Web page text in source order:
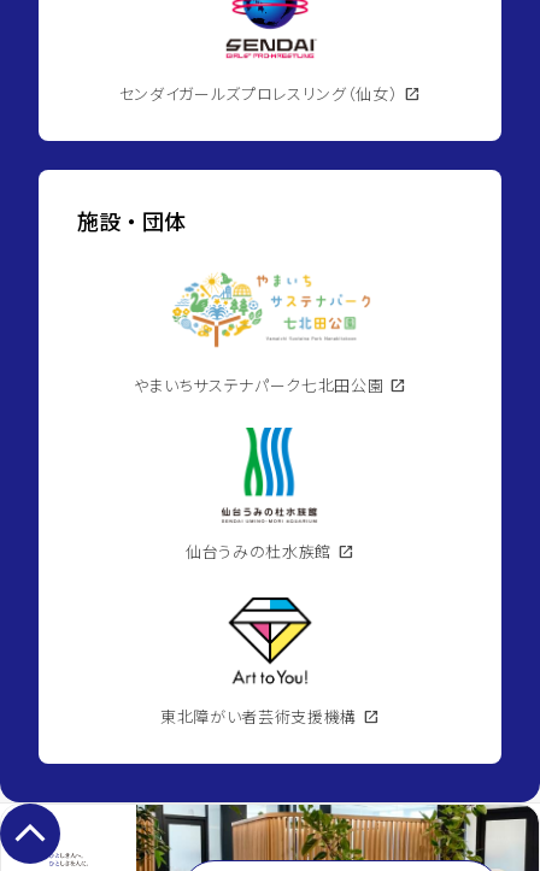
センダイガールズプロレスリング（仙女） open_in_new
施設・団体
やまいちサステナパーク七北田公園 open_in_new
仙台うみの杜水族館 open_in_new
東北障がい者芸術支援機構 open_in_new
keyboard_arrow_up